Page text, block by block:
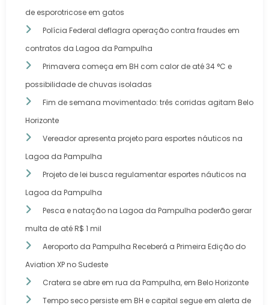
de esporotricose em gatos
Polícia Federal deflagra operação contra fraudes em
contratos da Lagoa da Pampulha
Primavera começa em BH com calor de até 34 °C e
possibilidade de chuvas isoladas
Fim de semana movimentado: três corridas agitam Belo
Horizonte
Vereador apresenta projeto para esportes náuticos na
Lagoa da Pampulha
Projeto de lei busca regulamentar esportes náuticos na
Lagoa da Pampulha
Pesca e natação na Lagoa da Pampulha poderão gerar
multa de até R$ 1 mil
Aeroporto da Pampulha Receberá a Primeira Edição do
Aviation XP no Sudeste
Cratera se abre em rua da Pampulha, em Belo Horizonte
Tempo seco persiste em BH e capital segue em alerta de